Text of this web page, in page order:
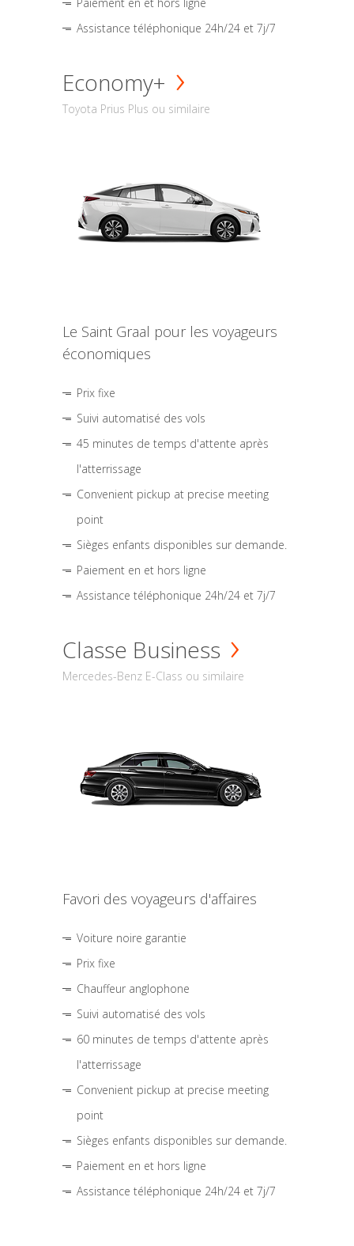
Assistance téléphonique 24h/24 et 7j/7
Economy+
Toyota Prius Plus ou similaire
Le Saint Graal pour les voyageurs
économiques
Prix fixe
Suivi automatisé des vols
45 minutes de temps d'attente après
l'atterrissage
Convenient pickup at precise meeting
point
Sièges enfants disponibles sur demande.
Paiement en et hors ligne
Assistance téléphonique 24h/24 et 7j/7
Classe Business
Mercedes-Benz E-Class ou similaire
Favori des voyageurs d'affaires
Voiture noire garantie
Prix fixe
Chauffeur anglophone
Suivi automatisé des vols
60 minutes de temps d'attente après
l'atterrissage
Convenient pickup at precise meeting
point
Sièges enfants disponibles sur demande.
Paiement en et hors ligne
Assistance téléphonique 24h/24 et 7j/7